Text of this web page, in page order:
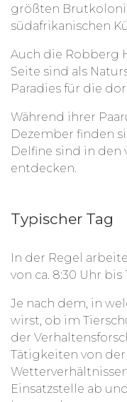
größten
südafrikanischen
Auch die Robberg
Seite sind als
Paradies für die
Während ihrer
Dezember finden
Delfine sind in den
entdecken.
Typischer Tag
In der Regel
von ca. 8:30 Uhr bis
Je nach dem, in
wirst, ob im
der
Tätigkeiten von
Einsatzstelle ab